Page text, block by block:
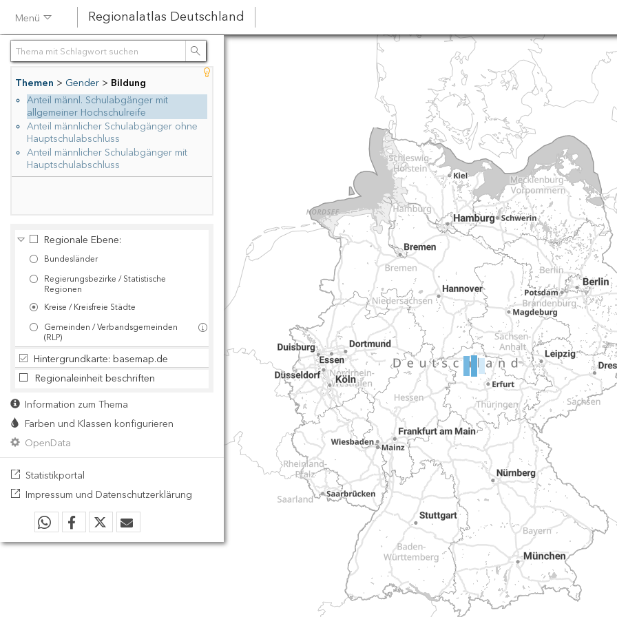
Menü
Themen Gender
Bildung
Anteil männl. Schulabgänger mit
allgemeiner Hochschulreife
Anteil männlicher Schulabgänger ohne
Hauptschulabschluss
Anteil männlicher Schulabgänger mit
Hauptschulabschluss
Regionale Ebene:
Bundesländer
Regierungsbezirke / Statistische
Regionen
Kreise / Kreisfreie Städte
Gemeinden / Verbandsgemeinden
(RLP)
Hintergrundkarte: basemap.de
Regionaleinheit beschriften
Information zum Thema
Farben und Klassen konfigurieren
OpenData
Statistikportal
Impressum und Datenschutzerklärung
Regionalatlas Deutschland